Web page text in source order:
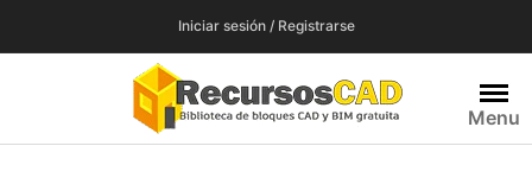
Iniciar sesión / Registrarse
Menu